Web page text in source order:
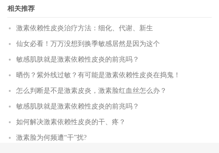
相关推荐
激素依赖性皮炎治疗方法：细化、代谢、新生
仙女必看！万万没想到换季敏感居然是因为这个
敏感肌肤就是激素依赖性皮炎的前兆吗？
晒伤？紫外线过敏？有可能是激素依赖性皮炎在捣鬼！
怎么判断是不是激素皮炎，激素脸红血丝怎么办？
敏感肌肤就是激素依赖性皮炎的前兆吗？
如何解决激素依赖性皮炎的干、疼？
激素脸为何频遭“干”扰?